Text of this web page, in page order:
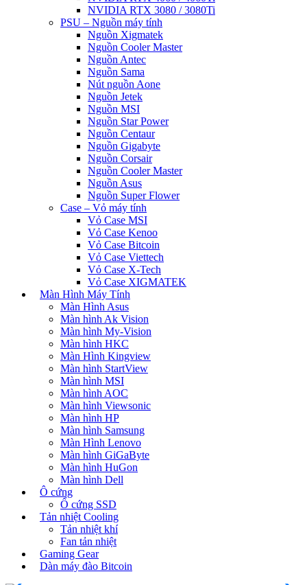
NVIDIA RTX 3080 / 3080Ti
PSU – Nguồn máy tính
Nguồn Xigmatek
Nguồn Cooler Master
Nguồn Antec
Nguồn Sama
Nút nguồn Aone
Nguồn Jetek
Nguồn MSI
Nguồn Star Power
Nguồn Centaur
Nguồn Gigabyte
Nguồn Corsair
Nguồn Cooler Master
Nguồn Asus
Nguồn Super Flower
Case – Vỏ máy tính
Vỏ Case MSI
Vỏ Case Kenoo
Vỏ Case Bitcoin
Vỏ Case Viettech
Vỏ Case X-Tech
Vỏ Case XIGMATEK
Màn Hình Máy Tính
Màn Hình Asus
Màn hình Ak Vision
Màn hình My-Vision
Màn hình HKC
Màn Hình Kingview
Màn hình StartView
Màn hình MSI
Màn hình AOC
Màn hình Viewsonic
Màn hình HP
Màn hình Samsung
Màn Hình Lenovo
Màn hình GiGaByte
Màn hình HuGon
Màn hình Dell
Ô cứng
Ổ cứng SSD
Tản nhiệt Cooling
Tản nhiệt khí
Fan tản nhiệt
Gaming Gear
Dàn máy đào Bitcoin